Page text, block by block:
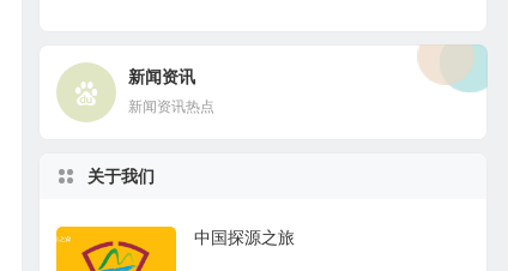
新闻资讯
新闻资讯热点
关于我们
中国探源之旅